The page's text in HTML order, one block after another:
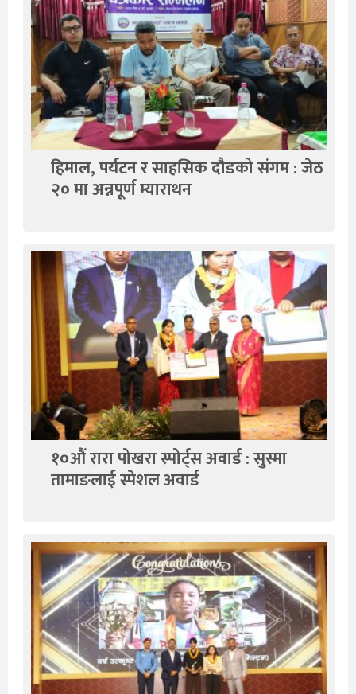
हिमाल, पर्यटन र साहसिक दौडको संगम : जेठ
२० मा अन्नपूर्ण म्याराथन
१०औं रारा पोखरा स्पोर्ट्स अवार्ड : सुस्मा
तामाङलाई स्पेशल अवार्ड